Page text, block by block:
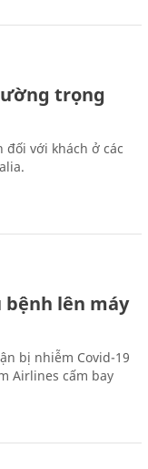
trọng
đối với khách ở các
bệnh lên máy
bị nhiễm Covid-19
Airlines cấm bay